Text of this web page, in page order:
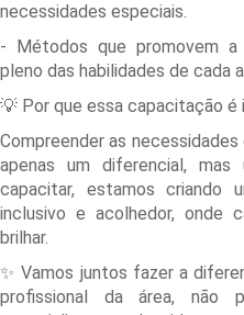
necessidades especiais.
- Métodos que promovem a
pleno das habilidades de cada
💡 Por que essa capacitação é
Compreender as
apenas um diferencial, mas
capacitar, estamos criando
inclusivo e acolhedor, onde
brilhar.
✨ Vamos juntos fazer a
profissional da área, não